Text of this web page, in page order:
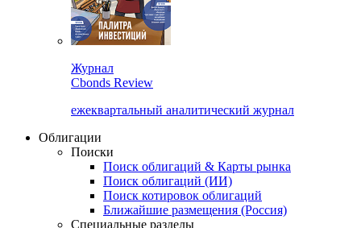
Журнал
Cbonds Review
ежеквартальный аналитический журнал
Облигации
Поиски
Поиск облигаций & Карты рынка
Поиск облигаций (ИИ)
Поиск котировок облигаций
Ближайшие размещения (Россия)
Специальные разделы